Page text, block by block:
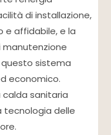
di installazione,
e affidabile, e la
sistema
economico.
sanitaria
tecnologia delle